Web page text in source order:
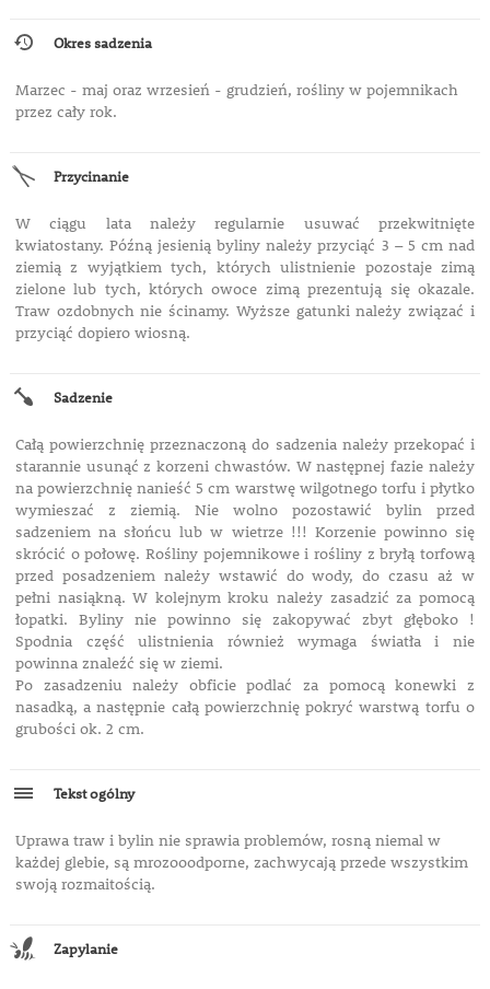
Okres sadzenia
Marzec - maj oraz wrzesień - grudzień, rośliny w pojemnikach
przez cały rok.
Przycinanie
W ciągu lata należy regularnie usuwać przekwitnięte
kwiatostany. Późną jesienią byliny należy przyciąć 3 – 5 cm nad
ziemią z wyjątkiem tych, których ulistnienie pozostaje zimą
zielone lub tych, których owoce zimą prezentują się okazale.
Traw ozdobnych nie ścinamy. Wyższe gatunki należy związać i
przyciąć dopiero wiosną.
Sadzenie
Całą powierzchnię przeznaczoną do sadzenia należy przekopać i
starannie usunąć z korzeni chwastów. W następnej fazie należy
na powierzchnię nanieść 5 cm warstwę wilgotnego torfu i płytko
wymieszać z ziemią. Nie wolno pozostawić bylin przed
sadzeniem na słońcu lub w wietrze !!! Korzenie powinno się
skrócić o połowę. Rośliny pojemnikowe i rośliny z bryłą torfową
przed posadzeniem należy wstawić do wody, do czasu aż w
pełni nasiąkną. W kolejnym kroku należy zasadzić za pomocą
łopatki. Byliny nie powinno się zakopywać zbyt głęboko !
Spodnia część ulistnienia również wymaga światła i nie
powinna znaleźć się w ziemi.
Po zasadzeniu należy obficie podlać za pomocą konewki z
nasadką, a następnie całą powierzchnię pokryć warstwą torfu o
grubości ok. 2 cm.
Tekst ogólny
Uprawa traw i bylin nie sprawia problemów, rosną niemal w
każdej glebie, są mrozooodporne, zachwycają przede wszystkim
swoją rozmaitością.
Zapylanie